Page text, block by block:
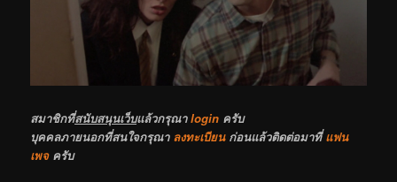
สมาชิกที่สนับสนุนเว็บแล้วกรุณาlogin ครับ
บุคคลภายนอกที่สนใจกรุณา ลงทะเบียนก่อนแล้วติดต่อมาที่แฟน
เพจครับ